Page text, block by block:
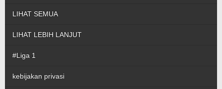
LIHAT SEMUA
LIHAT LEBIH LANJUT
#Liga 1
kebijakan privasi